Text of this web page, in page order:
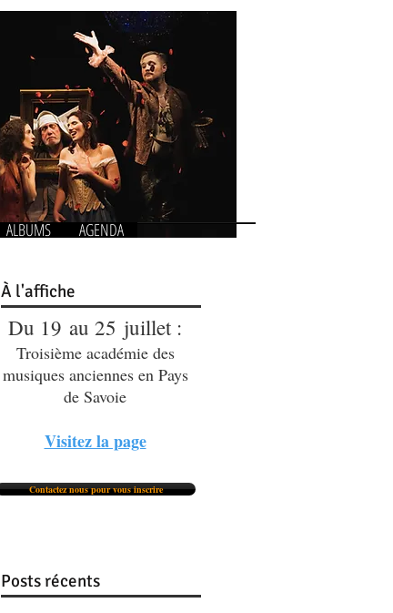
ALBUMS AGENDA
À l'affiche
Du 19 au 25 juillet :
Troisième académie des
musiques anciennes en Pays
de Savoie
Visitez la page
Contactez nous pour vous inscrire
Posts récents